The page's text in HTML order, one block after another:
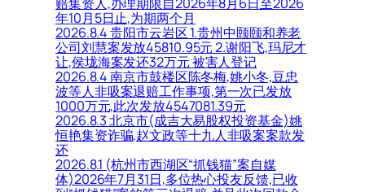
年10月5日止,为期两个月
2026.8.4 贵阳市云岩区 1.贵州中颐颐和养老
公司刘慧案发放45810.95元 2.谢阳飞,玛尼才
让,侯垅海案发还32万元 被害人登记
2026.8.4 南京市鼓楼区陈冬梅,姚小冬,豆忠
波等人非吸案退赔工作事项,第一次已发放
1000万元,此次发放4547081.39元
2026.8.3 北京市(成吉大易股权投资基金)姚
恒艳集资诈骗,赵文政等十九人非吸案案款发
还
2026.8.1 (杭州市西湖区“抓钱猫”案自媒
体)2026年7月31日,多位热心投友反馈,已收